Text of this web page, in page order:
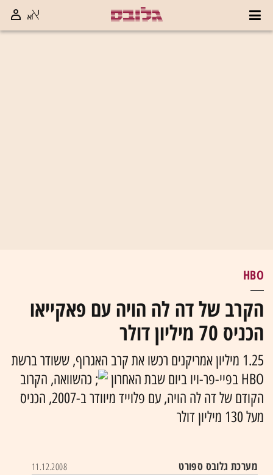
HBO
הקרב של דה לה הויה עם פאקייאו
הכניס 70 מיליון דולר
1.25 מיליון אמריקנים רכשו את קרב האגרוף, ששודר ברשת
HBO בפיי-פר-ויו ביום שבת האחרון
כהשוואה, הקרוב
הקודם של דה לה הויה, עם פלוייד מיוודר ב-2007, הכניס
מעל 130 מיליון דולר
מערכת גלובס ספורט 11.12.2008